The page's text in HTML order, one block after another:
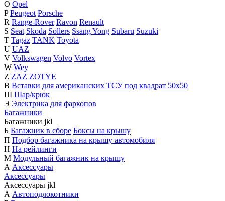
O Opel
P Peugeot Porsche
R Range-Rover Ravon Renault
S Seat Skoda Sollers Ssang Yong Subaru Suzuki
T Tagaz TANK Toyota
U UAZ
V Volkswagen Volvo Vortex
W Wey
Z ZAZ ZOTYE
В Вставки для американских ТСУ под квадрат 50х50
Ш Шар/крюк
Э Электрика для фаркопов
Багажники
Багажники jkl
Б Багажник в сборе Боксы на крышу
П Подбор багажника на крышу автомобиля
Н На рейлинги
М Модульный багажник на крышу
А Аксессуары
Аксессуары
Аксессуары jkl
А Автоподлокотники